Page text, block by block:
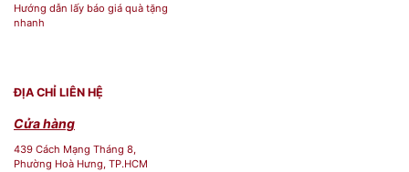
đủ, phù hợp phục vụ các món ăn Âu –
Hướng dẫn lấy báo giá quà tặng
nhanh
ĐỊA CHỈ LIÊN HỆ
Cửa hàng
439 Cách Mạng Tháng 8,
Phường Hoà Hưng, TP.HCM